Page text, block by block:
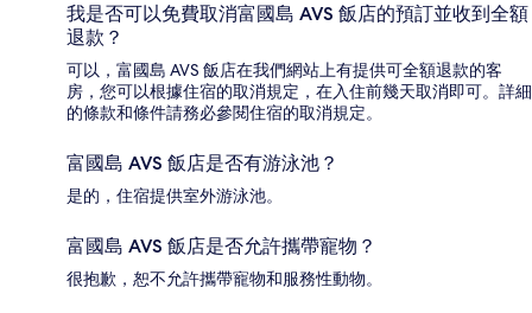
我是否可以免費取消富國島 AVS 飯店的預訂並收到全額
退款？
可以，富國島 AVS 飯店在我們網站上有提供可全額退款的客
房，您可以根據住宿的取消規定，在入住前幾天取消即可。詳細
的條款和條件請務必參閱住宿的取消規定。
富國島 AVS 飯店是否有游泳池？
是的，住宿提供室外游泳池。
富國島 AVS 飯店是否允許攜帶寵物？
很抱歉，恕不允許攜帶寵物和服務性動物。